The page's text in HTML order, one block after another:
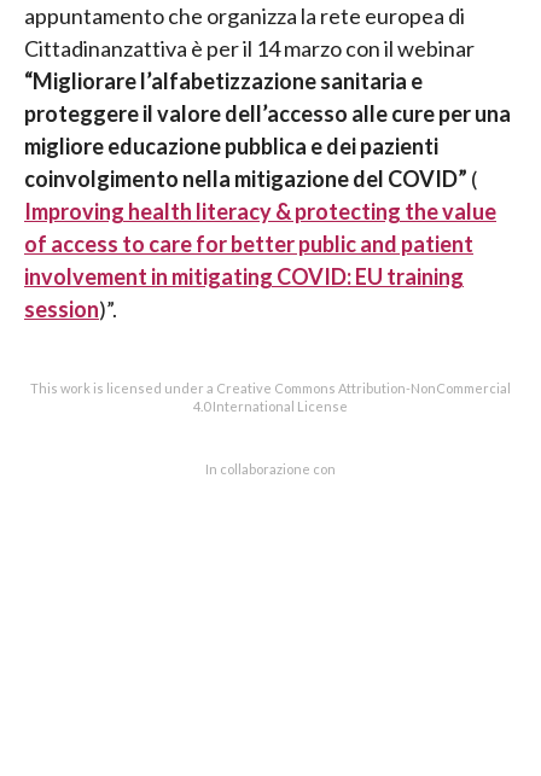
appuntamento che organizza la rete europea di
Cittadinanzattiva è per il 14 marzo con il webinar
“Migliorare l’alfabetizzazione sanitaria e
proteggere il valore dell’accesso alle cure per una
migliore educazione pubblica e dei pazienti
coinvolgimento nella mitigazione del COVID” (
Improving health literacy & protecting the value
of access to care for better public and patient
involvement in mitigating COVID: EU training
session)”.
This work is licensed under a Creative Commons Attribution-NonCommercial
4.0 International License
In collaborazione con